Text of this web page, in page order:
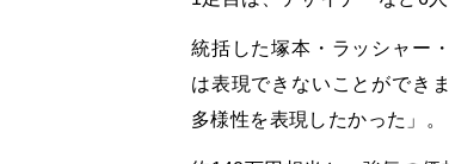
統括した塚本・ラッシャー
は表現できないことができ
多様性を表現したかった」。